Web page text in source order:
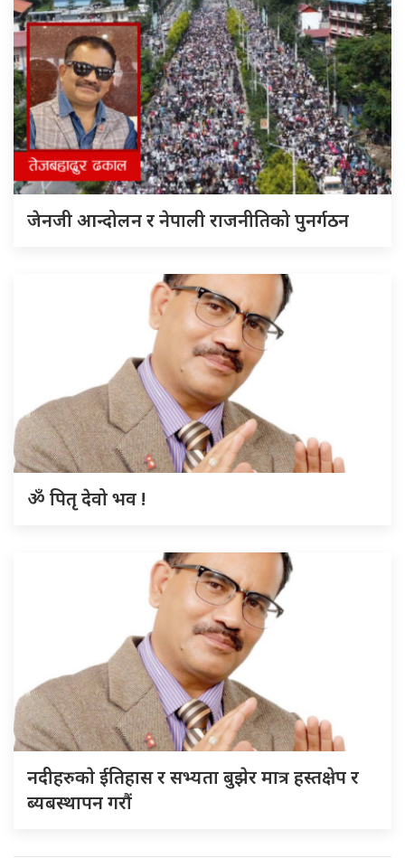
जेनजी आन्दोलन र नेपाली राजनीतिको पुनर्गठन
ॐ पितृ देवो भव !
नदीहरुकाे ईतिहास र सभ्यता बुझेर मात्र हस्तक्षेप र
ब्यबस्थापन गराैं